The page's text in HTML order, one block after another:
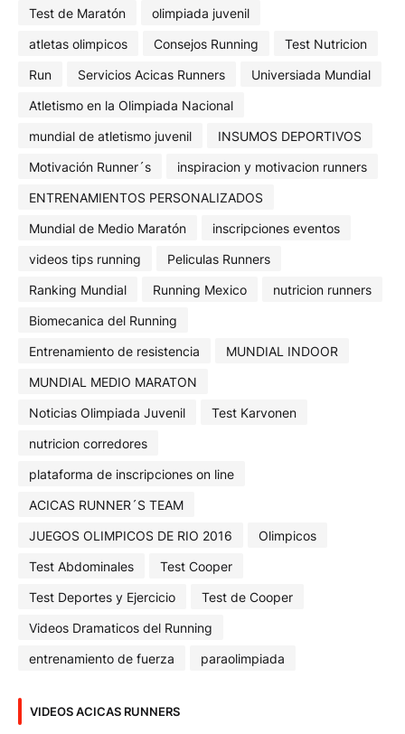
Test de Maratón
olimpiada juvenil
atletas olimpicos
Consejos Running
Test Nutricion
Run
Servicios Acicas Runners
Universiada Mundial
Atletismo en la Olimpiada Nacional
mundial de atletismo juvenil
INSUMOS DEPORTIVOS
Motivación Runner´s
inspiracion y motivacion runners
ENTRENAMIENTOS PERSONALIZADOS
Mundial de Medio Maratón
inscripciones eventos
videos tips running
Peliculas Runners
Ranking Mundial
Running Mexico
nutricion runners
Biomecanica del Running
Entrenamiento de resistencia
MUNDIAL INDOOR
MUNDIAL MEDIO MARATON
Noticias Olimpiada Juvenil
Test Karvonen
nutricion corredores
plataforma de inscripciones on line
ACICAS RUNNER´S TEAM
JUEGOS OLIMPICOS DE RIO 2016
Olimpicos
Test Abdominales
Test Cooper
Test Deportes y Ejercicio
Test de Cooper
Videos Dramaticos del Running
entrenamiento de fuerza
paraolimpiada
VIDEOS ACICAS RUNNERS